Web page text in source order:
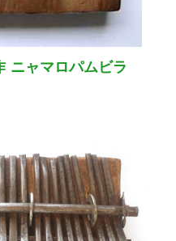
ニャマロパムビラ